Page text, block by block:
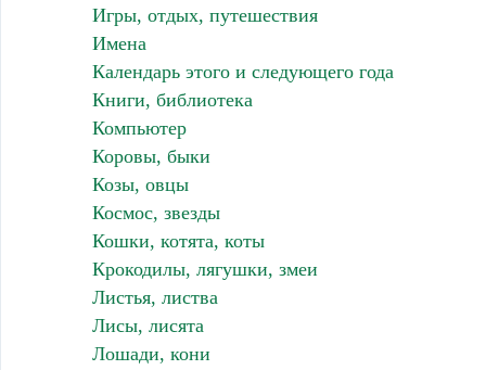
Игры, отдых, путешествия
Имена
Календарь этого и следующего года
Книги, библиотека
Компьютер
Коровы, быки
Козы, овцы
Космос, звезды
Кошки, котята, коты
Крокодилы, лягушки, змеи
Листья, листва
Лисы, лисята
Лошади, кони